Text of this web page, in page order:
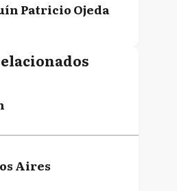
Patricio Ojeda
Aires